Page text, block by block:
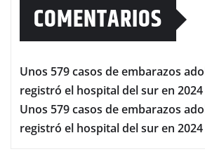
COMENTARIOS
Unos 579 casos de embarazos
registró el hospital del sur en 2024
Unos 579 casos de embarazos
registró el hospital del sur en 2024